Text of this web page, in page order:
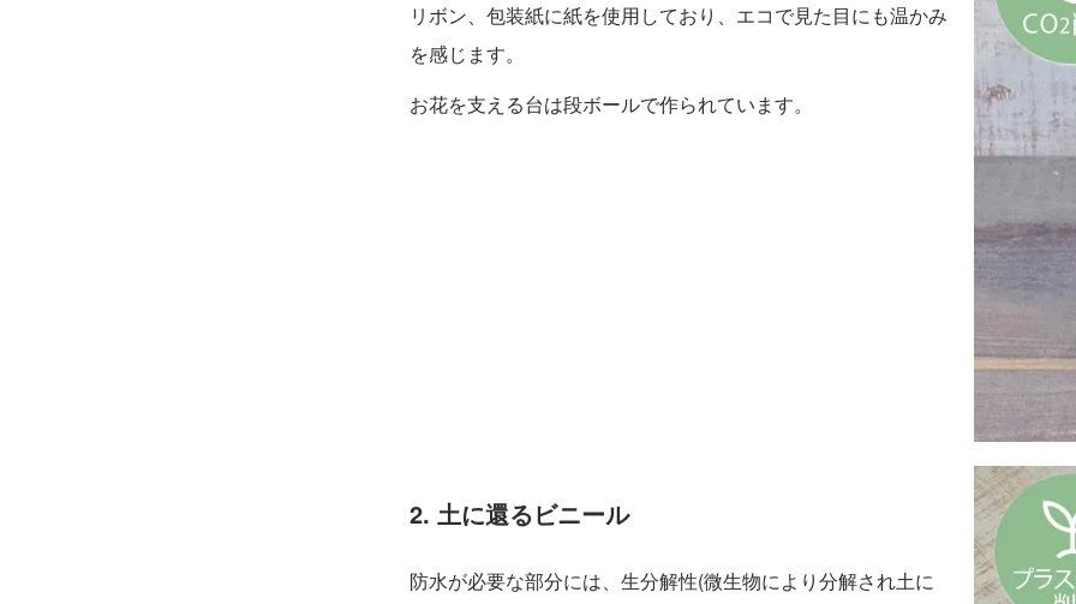
リボン、包装紙に紙を使用しており、エコで見た目にも温かみ
を感じます。
お花を支える台は段ボールで作られています。
2. 土に還るビニール
防水が必要な部分には、生分解性(微生物により分解され土に